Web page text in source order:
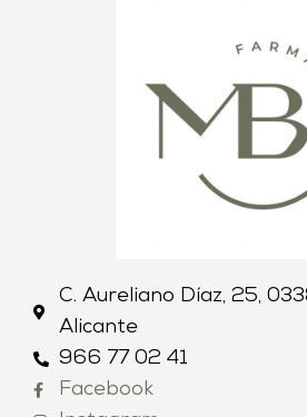
C. Aureliano Díaz, 25,
Alicante
966 77 02 41
Facebook